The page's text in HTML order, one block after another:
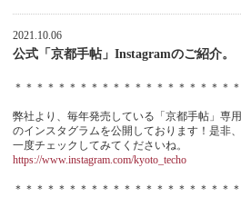
2021.10.06
公式「京都手帖」Instagramのご紹介。
＊＊＊＊＊＊＊＊＊＊＊＊＊＊＊＊＊＊＊＊＊
弊社より、毎年発売している「京都手帖」専用
のインスタグラムを公開しております！是非、
一度チェックしてみてくださいね。
https://www.instagram.com/kyoto_techo
＊＊＊＊＊＊＊＊＊＊＊＊＊＊＊＊＊＊＊＊＊